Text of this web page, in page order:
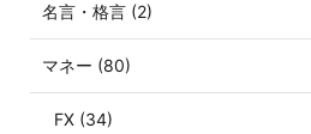
名言・格言 (2)
マネー (80)
FX (34)